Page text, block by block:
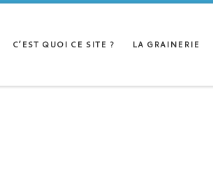
C’EST QUOI CE SITE ? LA GRAINERIE